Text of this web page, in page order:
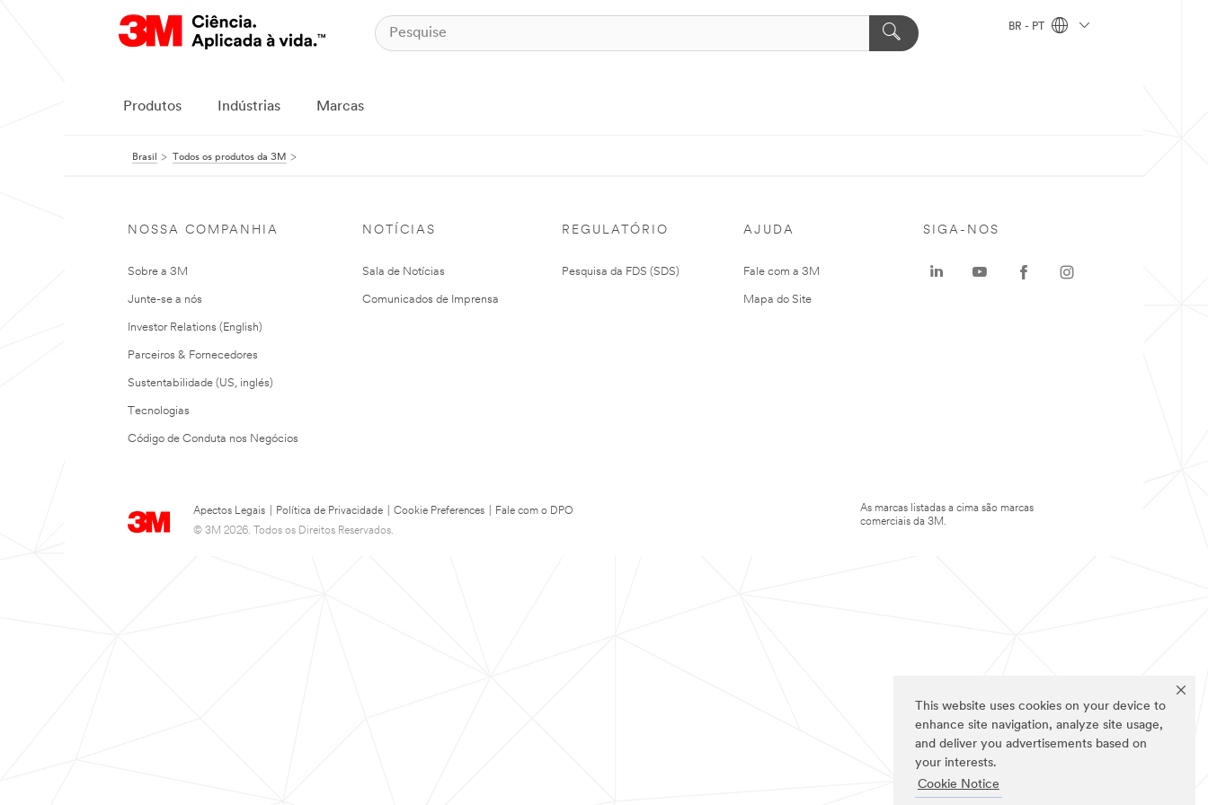
This website uses cookies on your device to
enhance site navigation, analyze site usage,
and deliver you advertisements based on
your interests.
Cookie Notice
BR - PT
Produtos Indústrias Marcas
Brasil Todos os produtos da 3M
NOSSA COMPANHIA
Sobre a 3M
Junte-se a nós
Investor Relations (English)
Parceiros & Fornecedores
Sustentabilidade (US, inglés)
Tecnologias
Código de Conduta nos Negócios
NOTÍCIAS
Sala de Notícias
Comunicados de Imprensa
REGULATÓRIO
Pesquisa da FDS (SDS)
AJUDA
Fale com a 3M
Mapa do Site
Apectos Legais Política de Privacidade Cookie Preferences
Fale com o DPO
© 3M 2026. Todos os Direitos Reservados.
SIGA-NOS
As marcas listadas a cima são marcas
comerciais da 3M.